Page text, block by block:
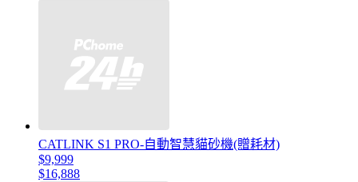
CATLINK S1 PRO-自動智慧貓砂機(贈耗材)
$9,999
$16,888